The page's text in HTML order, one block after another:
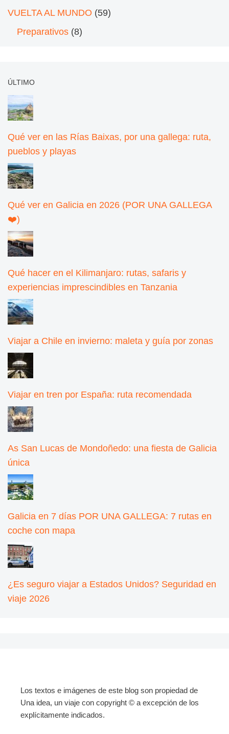
VUELTA AL MUNDO (59)
Preparativos (8)
ÚLTIMO
Qué ver en las Rías Baixas, por una gallega: ruta,
pueblos y playas
Qué ver en Galicia en 2026 (POR UNA GALLEGA
❤️)
Qué hacer en el Kilimanjaro: rutas, safaris y
experiencias imprescindibles en Tanzania
Viajar a Chile en invierno: maleta y guía por zonas
Viajar en tren por España: ruta recomendada
As San Lucas de Mondoñedo: una fiesta de Galicia
única
Galicia en 7 días POR UNA GALLEGA: 7 rutas en
coche con mapa
¿Es seguro viajar a Estados Unidos? Seguridad en
viaje 2026
Los textos e imágenes de este blog son propiedad de
Una idea, un viaje con copyright © a excepción de los
explícitamente indicados.